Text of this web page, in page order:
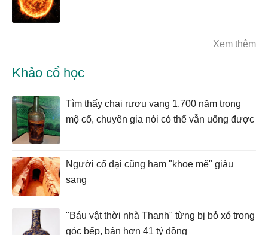
Xem thêm
Khảo cổ học
Tìm thấy chai rượu vang 1.700 năm trong
mộ cổ, chuyên gia nói có thể vẫn uống được
Người cổ đại cũng ham "khoe mẽ" giàu
sang
"Báu vật thời nhà Thanh" từng bị bỏ xó trong
góc bếp, bán hơn 41 tỷ đồng